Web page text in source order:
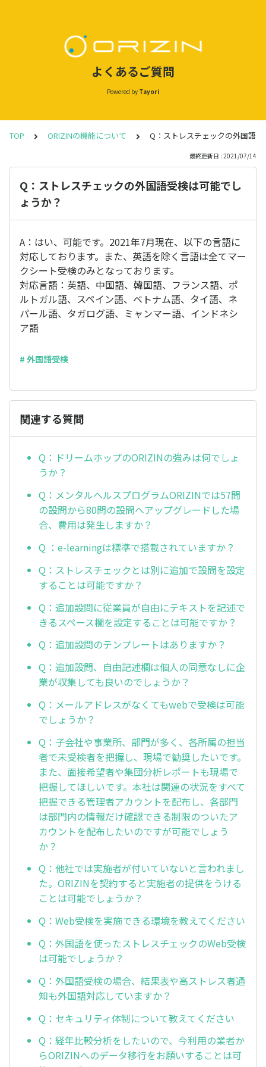
よくあるご質問
Powered by Tayori
TOP ORIZINの機能について Q：ストレスチェックの外国語
最終更新日 : 2021/07/14
Q：ストレスチェックの外国語受検は可能でし
ょうか？
A：はい、可能です。2021年7月現在、以下の言語に
対応しております。また、英語を除く言語は全てマー
クシート受検のみとなっております。
対応言語：英語、中国語、韓国語、フランス語、ポ
ルトガル語、スペイン語、ベトナム語、タイ語、ネ
パール語、タガログ語、ミャンマー語、インドネシ
ア語
# 外国語受検
関連する質問
Q：ドリームホップのORIZINの強みは何でしょ
うか？
Q：メンタルヘルスプログラムORIZINでは57問
の設問から80問の設問へアップグレードした場
合、費用は発生しますか？
Q ：e-learningは標準で搭載されていますか？
Q：ストレスチェックとは別に追加で設問を設定
することは可能ですか？
Q：追加設問に従業員が自由にテキストを記述で
きるスペース欄を設定することは可能ですか？
Q：追加設問のテンプレートはありますか？
Q：追加設問、自由記述欄は個人の同意なしに企
業が収集しても良いのでしょうか？
Q：メールアドレスがなくてもwebで受検は可能
でしょうか？
Q：子会社や事業所、部門が多く、各所属の担当
者で未受検者を把握し、現場で勧奨したいです。
また、面接希望者や集団分析レポートも現場で
把握してほしいです。本社は関連の状況をすべて
把握できる管理者アカウントを配布し、各部門
は部門内の情報だけ確認できる制限のついたア
カウントを配布したいのですが可能でしょう
か？
Q：他社では実施者が付いていないと言われまし
た。ORIZINを契約すると実施者の提供をうける
ことは可能でしょうか？
Q：Web受検を実施できる環境を教えてください
Q：外国語を使ったストレスチェックのWeb受検
は可能でしょうか？
Q：外国語受検の場合、結果表や高ストレス者通
知も外国語対応していますか？
Q：セキュリティ体制について教えてください
Q：経年比較分析をしたいので、今利用の業者か
らORIZINへのデータ移行をお願いすることは可